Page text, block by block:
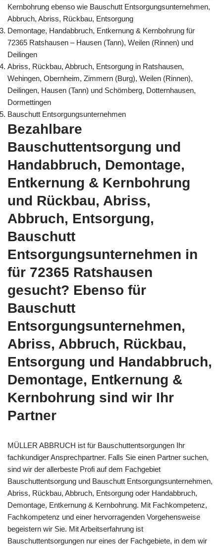
Kernbohrung ebenso wie Bauschutt Entsorgungsunternehmen,
Abbruch, Abriss, Rückbau, Entsorgung
Demontage, Handabbruch, Entkernung & Kernbohrung für
72365 Ratshausen – Hausen (Tann), Weilen (Rinnen) und
Deilingen
Abriss, Rückbau, Abbruch, Entsorgung in Ratshausen,
Wehingen, Obernheim, Zimmern (Burg), Weilen (Rinnen),
Deilingen, Hausen (Tann) und Schömberg, Dotternhausen,
Dormettingen
Bauschutt Entsorgungsunternehmen
Bezahlbare
Bauschuttentsorgung und
Handabbruch, Demontage,
Entkernung & Kernbohrung
und Rückbau, Abriss,
Abbruch, Entsorgung,
Bauschutt
Entsorgungsunternehmen in
für 72365 Ratshausen
gesucht? Ebenso für
Bauschutt
Entsorgungsunternehmen,
Abriss, Abbruch, Rückbau,
Entsorgung und Handabbruch,
Demontage, Entkernung &
Kernbohrung sind wir Ihr
Partner
MÜLLER ABBRUCH ist für Bauschuttentsorgungen Ihr
fachkundiger Ansprechpartner. Falls Sie einen Partner suchen,
sind wir der allerbeste Profi auf dem Fachgebiet
Bauschuttentsorgung und Bauschutt Entsorgungsunternehmen,
Abriss, Rückbau, Abbruch, Entsorgung oder Handabbruch,
Demontage, Entkernung & Kernbohrung. Mit Fachkompetenz,
Fachkompetenz und einer hervorragenden Vorgehensweise
begeistern wir Sie. Mit Arbeitserfahrung ist
Bauschuttentsorgungen nur eines der Fachgebiete, in dem wir